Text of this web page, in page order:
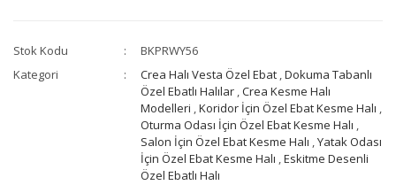
Stok Kodu
BKPRWY56
Kategori
Crea Halı Vesta Özel Ebat ,Dokuma Tabanlı
Özel Ebatlı Halılar ,Crea Kesme Halı
Modelleri ,Koridor İçin Özel Ebat Kesme Halı ,
Oturma Odası İçin Özel Ebat Kesme Halı ,
Salon İçin Özel Ebat Kesme Halı ,Yatak Odası
İçin Özel Ebat Kesme Halı ,Eskitme Desenli
Özel Ebatlı Halı